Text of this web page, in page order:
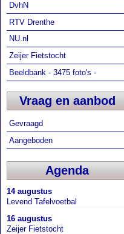
DvhN
RTV Drenthe
NU.nl
Zeijer Fietstocht
Beeldbank - 3475 foto's -
Vraag en aanbod
Gevraagd
Aangeboden
Agenda
14 augustus
Levend Tafelvoetbal
16 augustus
Zeijer Fietstocht